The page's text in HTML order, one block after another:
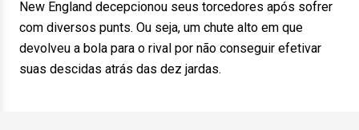
New England decepcionou seus torcedores após sofrer
com diversos punts. Ou seja, um chute alto em que
devolveu a bola para o rival por não conseguir efetivar
suas descidas atrás das dez jardas.